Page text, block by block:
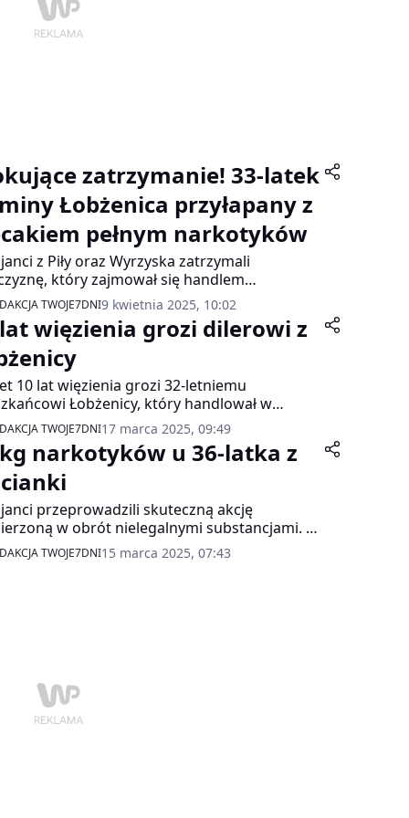
zatrzymanie! 33-latek
Łobżenica przyłapany z
pełnym narkotyków
z Piły oraz Wyrzyska zatrzymali
który zajmował się handlem
Podczas realizacji policjanci
amfetaminę, mefedron, marihuanę
46 tysięcy złotych gotówki.
TWOJE7DNI9 kwietnia 2025, 10:02
więzienia grozi dilerowi z
10 lat więzienia grozi 32-letniemu
Łobżenicy, który handlował w
domu narkotykami.
TWOJE7DNI17 marca 2025, 09:49
narkotyków u 36-latka z
przeprowadzili skuteczną akcję
w obrót nielegalnymi substancjami. W
działań zatrzymano 36-letniego
powiatu czarnkowsko-trzcianeckiego,
TWOJE7DNI15 marca 2025, 07:43